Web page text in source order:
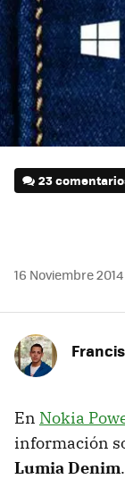
23
16 Noviembre 2014
En Nokia
información
Lumia Denim